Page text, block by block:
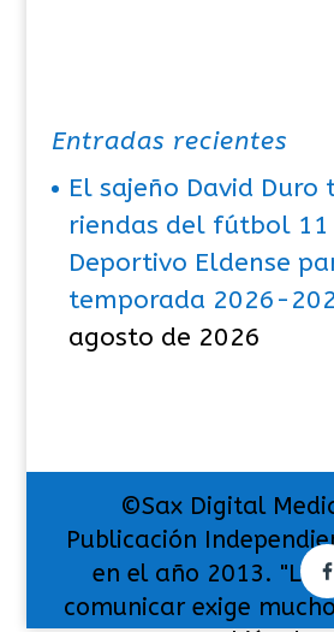
Entradas recientes
El sajeño David Duro
riendas del fútbol 11
Deportivo Eldense
temporada 2026-
agosto de 2026
©Sax Digital
Publicación
en el año 2013. "La
comunicar exige